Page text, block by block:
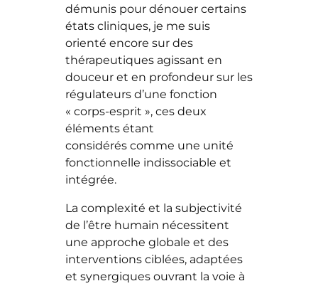
démunis pour dénouer certains
états cliniques, je me suis
orienté encore sur des
thérapeutiques agissant en
douceur et en profondeur sur les
régulateurs d’une fonction
« corps-esprit », ces deux
éléments étant
considérés comme une unité
fonctionnelle indissociable et
intégrée.
La complexité et la subjectivité
de l’être humain nécessitent
une approche globale et des
interventions ciblées, adaptées
et synergiques ouvrant la voie à